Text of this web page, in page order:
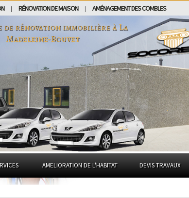
RÉNOVATION DE MAISON AMÉNAGEMENT DES COMBLES
de rénovation immobilière àLa
Madeleine-Bouvet
AMELIORATION DE L'HABITAT DEVIS TRAVAUX